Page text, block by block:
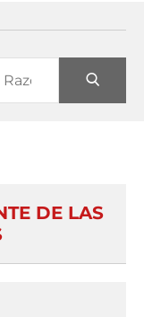
DE LAS